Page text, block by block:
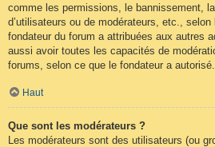
comme les permissions, le bannissement,
d’utilisateurs ou de modérateurs, etc.,
fondateur du forum a attribuées aux autres
aussi avoir toutes les capacités de
forums, selon ce que le fondateur a autorisé.
Haut
Que sont les modérateurs ?
Les modérateurs sont des utilisateurs (ou